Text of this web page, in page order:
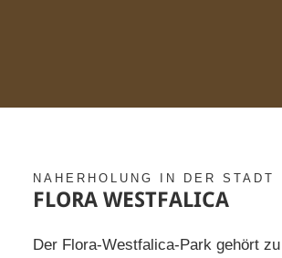
NAHERHOLUNG IN DER STADT
FLORA WESTFALICA
Der Flora-Westfalica-Park gehört